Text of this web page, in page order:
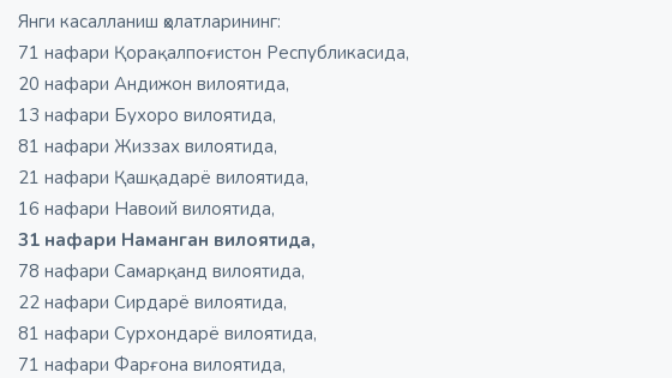
Янги касалланиш ҳолатларининг:
71 нафари Қорақалпоғистон Республикасида,
20 нафари Андижон вилоятида,
13 нафари Бухоро вилоятида,
81 нафари Жиззах вилоятида,
21 нафари Қашқадарё вилоятида,
16 нафари Навоий вилоятида,
31 нафари Наманган вилоятида,
78 нафари Самарқанд вилоятида,
22 нафари Сирдарё вилоятида,
81 нафари Сурхондарё вилоятида,
71 нафари Фарғона вилоятида,